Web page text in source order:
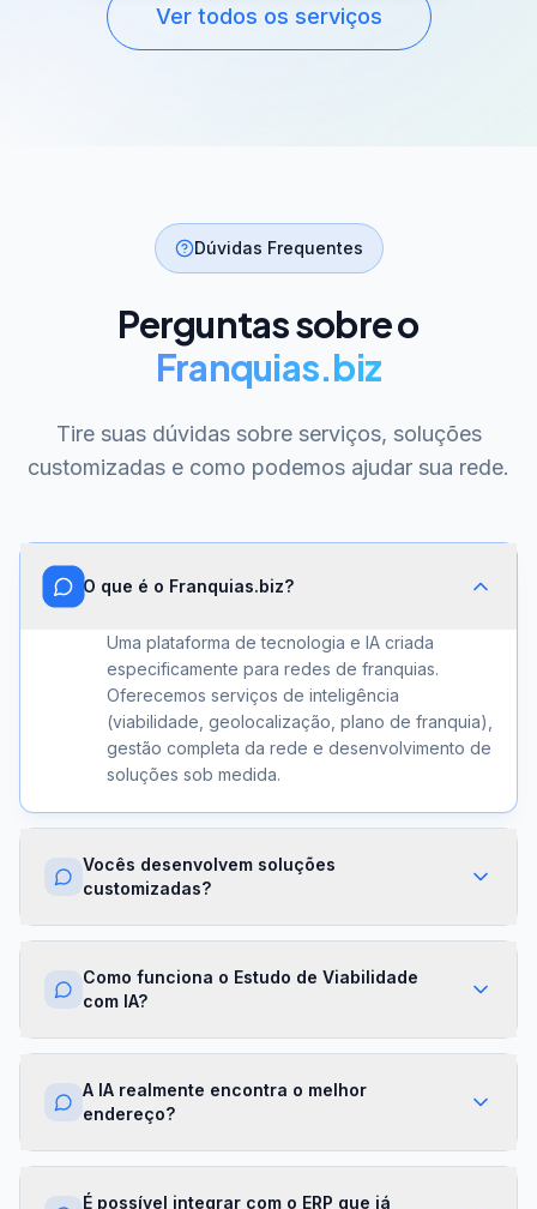
Ver todos os serviços
Dúvidas Frequentes
Perguntas sobre o
Franquias.biz
Tire suas dúvidas sobre serviços, soluções
customizadas e como podemos ajudar sua rede.
O que é o Franquias.biz?
Uma plataforma de tecnologia e IA criada
especificamente para redes de franquias.
Oferecemos serviços de inteligência
(viabilidade, geolocalização, plano de franquia),
gestão completa da rede e desenvolvimento de
soluções sob medida.
Vocês desenvolvem soluções
customizadas?
Sim. Além dos módulos prontos, criamos
algoritmos proprietários e APIs sob demanda.
sua franqueadora.
Como funciona o Estudo de Viabilidade
com IA?
Nossa IA cruza dados de mercado,
financeiras para gerar um score de viabilidade
por região. Você recebe um relatório completo
com recomendações em minutos.
A IA realmente encontra o melhor
endereço?
Sim. O módulo de Geolocalização cruza fluxo
É possível integrar com o ERP que já